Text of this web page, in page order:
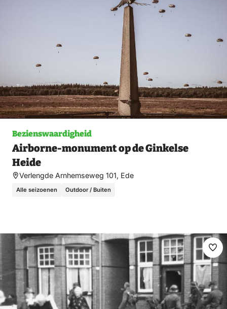
Bezienswaardigheid
Airborne-monument op de Ginkelse
Heide
Verlengde Arnhemseweg 101, Ede
Alle seizoenen Outdoor / Buiten